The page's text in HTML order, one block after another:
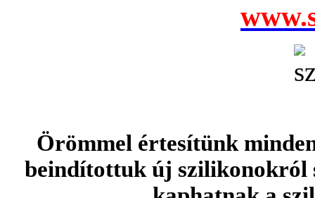
Örömmel értesítünk
beindítottuk új szilikonokról